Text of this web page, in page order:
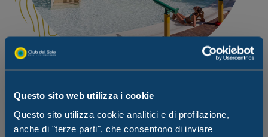
Questo sito web utilizza i cookie
Questo sito utilizza cookie analitici e di profilazione,
anche di "terze parti", che consentono di inviare
Divertimento per tutti, grandi e
piccini, nella nostra fantastica piscina!